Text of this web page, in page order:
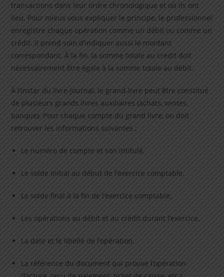
transactions dans leur ordre chronologique et où ils ont
lieu. Pour mieux vous expliquer le principe, le professionnel
enregistre chaque opération comme un débit ou comme un
crédit. Il prend soin d’indiquer aussi le montant
correspondant. À la fin, la somme totale au crédit doit
nécessairement être égale à la somme totale au débit.
À l’instar du livre-journal, le grand-livre peut être constitué
de plusieurs grands livres auxiliaires (achats, ventes,
banque). Pour chaque compte du grand livre, on doit
retrouver les informations suivantes :
Le numéro de compte et son intitulé,
Le solde initial au début de l’exercice comptable,
Le solde final à la fin de l’exercice comptable,
Les opérations au débit et au crédit durant l’exercice,
La date et le libellé de l’opération,
La référence du document qui prouve l’opération